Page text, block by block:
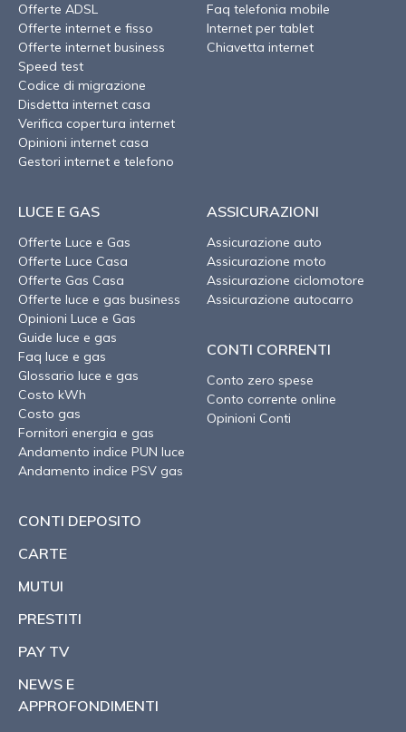
Offerte ADSL
Offerte internet e fisso
Offerte internet business
Speed test
Codice di migrazione
Disdetta internet casa
Verifica copertura internet
Opinioni internet casa
Gestori internet e telefono
Faq telefonia mobile
Internet per tablet
Chiavetta internet
LUCE E GAS
Offerte Luce e Gas
Offerte Luce Casa
Offerte Gas Casa
Offerte luce e gas business
Opinioni Luce e Gas
Guide luce e gas
Faq luce e gas
Glossario luce e gas
Costo kWh
Costo gas
Fornitori energia e gas
Andamento indice PUN luce
Andamento indice PSV gas
ASSICURAZIONI
Assicurazione auto
Assicurazione moto
Assicurazione ciclomotore
Assicurazione autocarro
CONTI CORRENTI
Conto zero spese
Conto corrente online
Opinioni Conti
CONTI DEPOSITO
CARTE
MUTUI
PRESTITI
PAY TV
NEWS E
APPROFONDIMENTI